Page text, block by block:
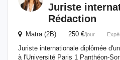
Juriste
Rédaction
Matra (2B) 250 €/jour
Juriste internationale diplômée
à l'Université Paris 1 Panthéon-